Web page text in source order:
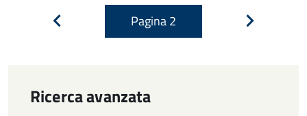
Pagina2
Ricerca avanzata